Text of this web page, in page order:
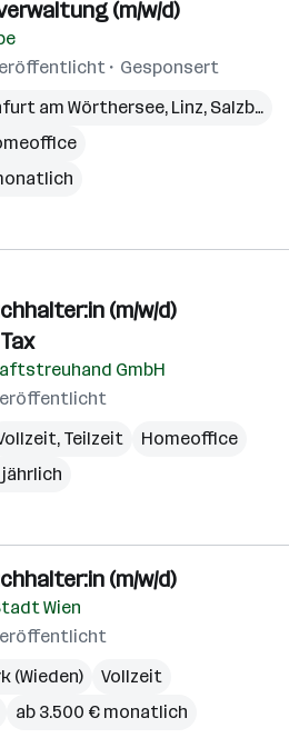
(m/w/d)
Gesponsert
am Wörthersee, Linz, Salzburg
(m/w/d)
GmbH
Teilzeit
Homeoffice
(m/w/d)
Wien
(Wieden)
Vollzeit
ab 3.500 € monatlich